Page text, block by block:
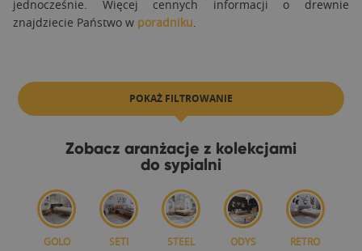
jednocześnie. Więcej cennych informacji o drewnie
znajdziecie Państwo w poradniku.
POKAŻ FILTROWANIE
Zobacz aranżacje z kolekcjami
do sypialni
GOLO SETI STEEL ODYS RETRO